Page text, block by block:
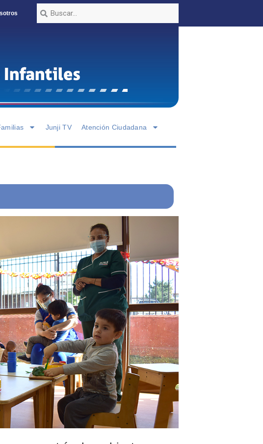
Junji TV Atención Ciudadana